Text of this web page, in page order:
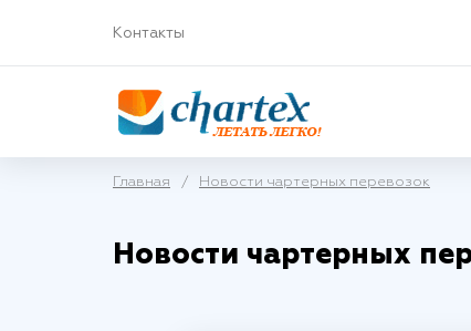
Контакты
Главная / Новости чартерных перевозок
Новости чартерных